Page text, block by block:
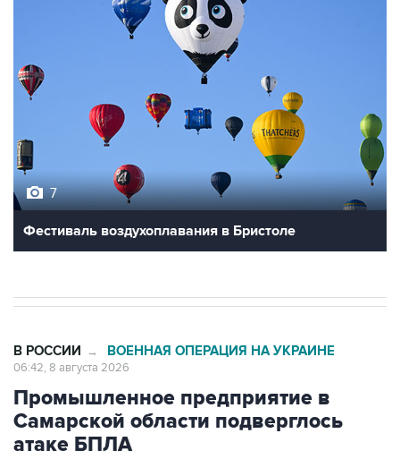
Фестиваль воздухоплавания в Бристоле
Промышленное предприятие в
Самарской области подверглось
атаке БПЛА
Москва. 8 августа. INTERFAX.RU - Губернатор